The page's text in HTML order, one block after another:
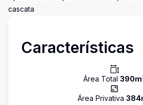
cascata
Características
Área Total 390
Área Privativa 384